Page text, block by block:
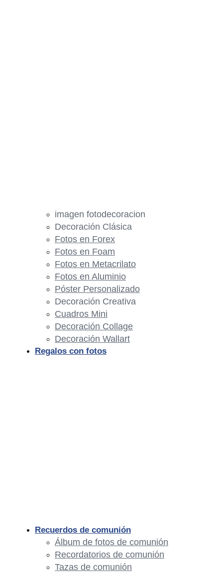
imagen fotodecoracion
Decoración Clásica
Fotos en Forex
Fotos en Foam
Fotos en Metacrilato
Fotos en Aluminio
Póster Personalizado
Decoración Creativa
Cuadros Mini
Decoración Collage
Decoración Wallart
Regalos con fotos
Recuerdos de comunión
Álbum de fotos de comunión
Recordatorios de comunión
Tazas de comunión